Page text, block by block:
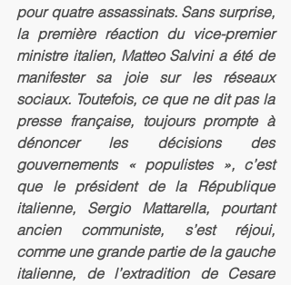
pour quatre assassinats. Sans surprise,
la première réaction du vice-premier
ministre italien, Matteo Salvini a été de
manifester sa joie sur les réseaux
sociaux. Toutefois, ce que ne dit pas la
presse française, toujours prompte à
dénoncer les décisions des
gouvernements « populistes », c’est
que le président de la République
italienne, Sergio Mattarella, pourtant
ancien communiste, s’est réjoui,
comme une grande partie de la gauche
italienne, de l’extradition de Cesare